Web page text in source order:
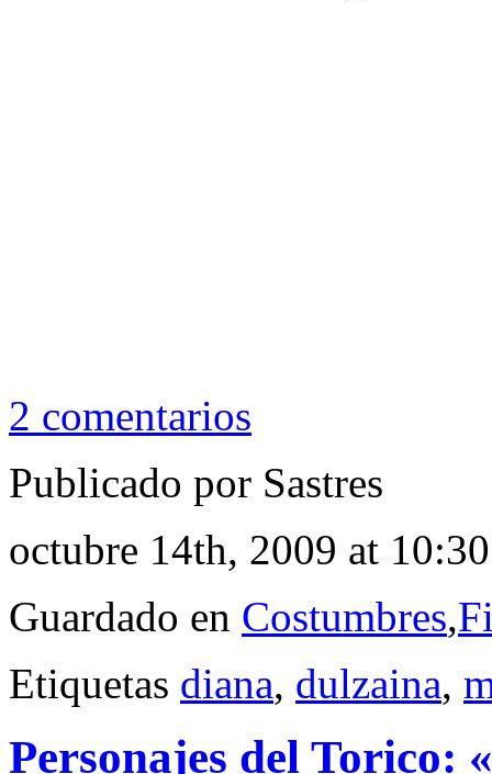
2 comentarios
Publicado por Sastres
octubre 14th, 2009 at
Guardado en Costumbres,
Etiquetas diana, dulzaina,
Personajes del Torico: